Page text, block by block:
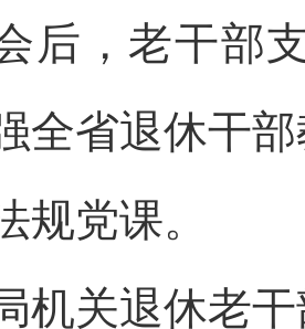
后，老干部
全省退休干
规党课。
机关退休老